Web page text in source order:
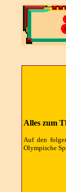
Alles zum
Auf den
Olympische